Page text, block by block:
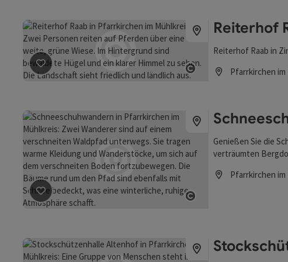
Copyright öffnen
Beitrag merken: Reiterhof Raab
Reiterhof
Reiterhof Raab in
Pfarrkirchen im
Beitrag merken : Schneeschuhwandern
Genießen Sie die
verträumten
Pfarrkirchen im